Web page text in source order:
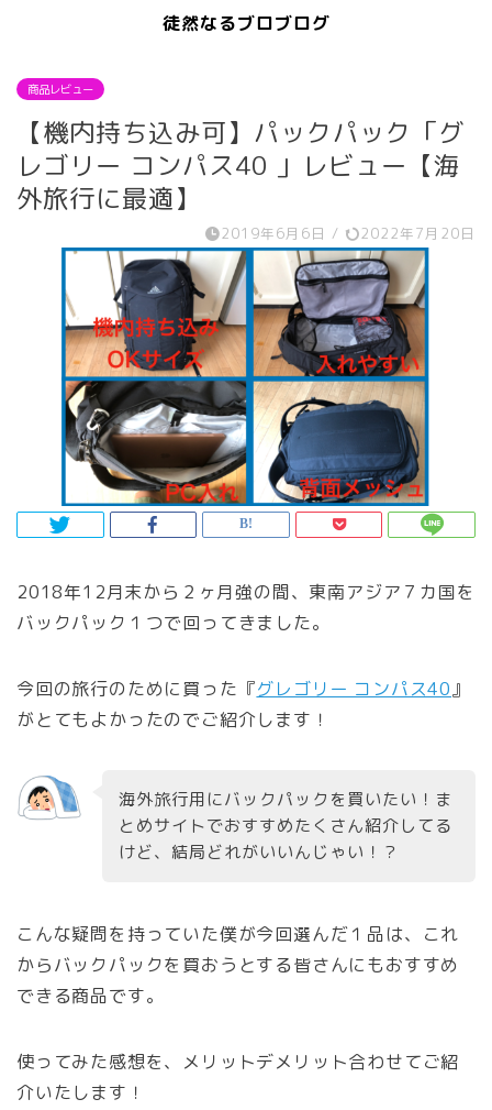
徒然なるブロブログ
商品レビュー
【機内持ち込み可】パックパック「グ
レゴリー コンパス40 」レビュー【海
外旅行に最適】
2019年6月6日 / 2022年7月20日
2018年12月末から２ヶ月強の間、東南アジア７カ国を
バックパック１つで回ってきました。
今回の旅行のために買った『グレゴリー コンパス40』
がとてもよかったのでご紹介します！
海外旅行用にバックパックを買いたい！ま
とめサイトでおすすめたくさん紹介してる
けど、結局どれがいいんじゃい！？
こんな疑問を持っていた僕が今回選んだ１品は、これ
からバックパックを買おうとする皆さんにもおすすめ
できる商品です。
使ってみた感想を、メリットデメリット合わせてご紹
介いたします！